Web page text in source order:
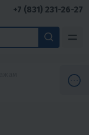
+7 (831) 231-26-27